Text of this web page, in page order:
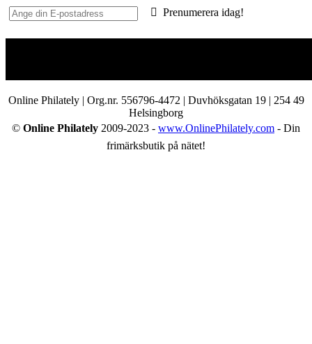
Prenumerera idag!
Online Philately | Org.nr. 556796-4472 | Duvhöksgatan 19 | 254 49
Helsingborg
© Online Philately 2009-2023 - www.OnlinePhilately.com - Din
frimärksbutik på nätet!